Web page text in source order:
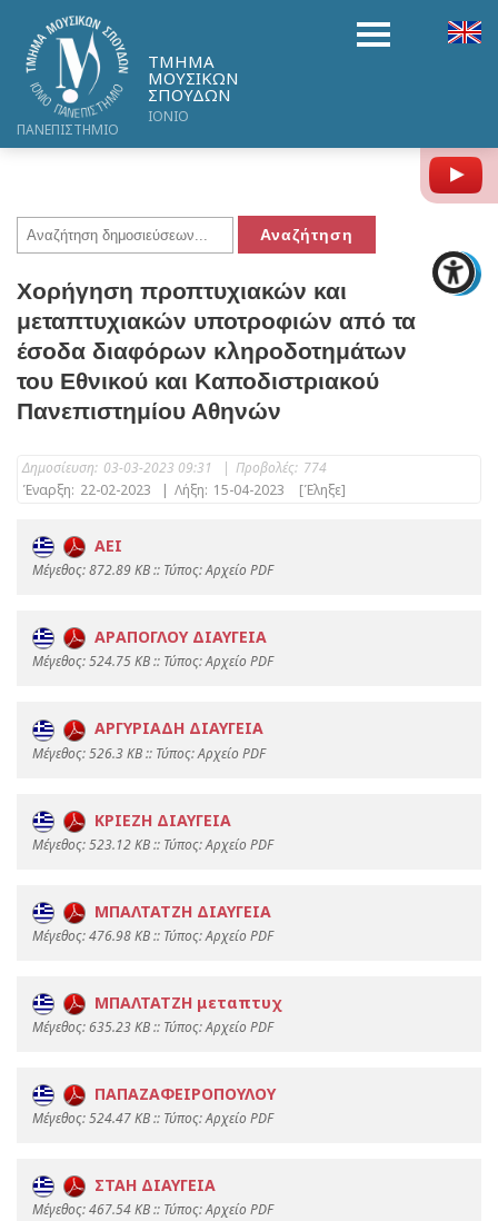
ΤΜΗΜΑ
ΜΟΥΣΙΚΩΝ
ΣΠΟΥΔΩΝ
ΙΟΝΙΟ
ΠΑΝΕΠΙΣΤΗΜΙΟ
Χορήγηση προπτυχιακών και
μεταπτυχιακών υποτροφιών από τα
έσοδα διαφόρων κληροδοτημάτων
του Εθνικού και Καποδιστριακού
Πανεπιστημίου Αθηνών
Δημοσίευση: 03-03-2023 09:31 | Προβολές: 774
Έναρξη: 22-02-2023 | Λήξη: 15-04-2023 [Έληξε]
ΑΕΙ
Mέγεθος: 872.89 KB :: Τύπος: Αρχείο PDF
ΑΡΑΠΟΓΛΟΥ ΔΙΑΥΓΕΙΑ
Mέγεθος: 524.75 KB :: Τύπος: Αρχείο PDF
ΑΡΓΥΡΙΑΔΗ ΔΙΑΥΓΕΙΑ
Mέγεθος: 526.3 KB :: Τύπος: Αρχείο PDF
ΚΡΙΕΖΗ ΔΙΑΥΓΕΙΑ
Mέγεθος: 523.12 KB :: Τύπος: Αρχείο PDF
ΜΠΑΛΤΑΤΖΗ ΔΙΑΥΓΕΙΑ
Mέγεθος: 476.98 KB :: Τύπος: Αρχείο PDF
ΜΠΑΛΤΑΤΖΗ μεταπτυχ
Mέγεθος: 635.23 KB :: Τύπος: Αρχείο PDF
ΠΑΠΑΖΑΦΕΙΡΟΠΟΥΛΟΥ
Mέγεθος: 524.47 KB :: Τύπος: Αρχείο PDF
ΣΤΑΗ ΔΙΑΥΓΕΙΑ
Mέγεθος: 467.54 KB :: Τύπος: Αρχείο PDF